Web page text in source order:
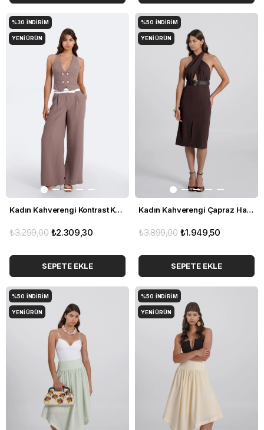
Kadın Kahverengi Kontrast Kemerli Çizgili Pantolon
₺2.309,30
₺3.299,00
SEPETE EKLE
%30 İNDIRIM
YENI ÜRÜN
Kadın Kahverengi Çapraz Halter Yaka Midi Elbise
₺1.949,50
₺3.899,00
SEPETE EKLE
%50 İNDIRIM
YENI ÜRÜN
%50 İNDIRIM
YENI ÜRÜN
%50 İNDIRIM
YENI ÜRÜN